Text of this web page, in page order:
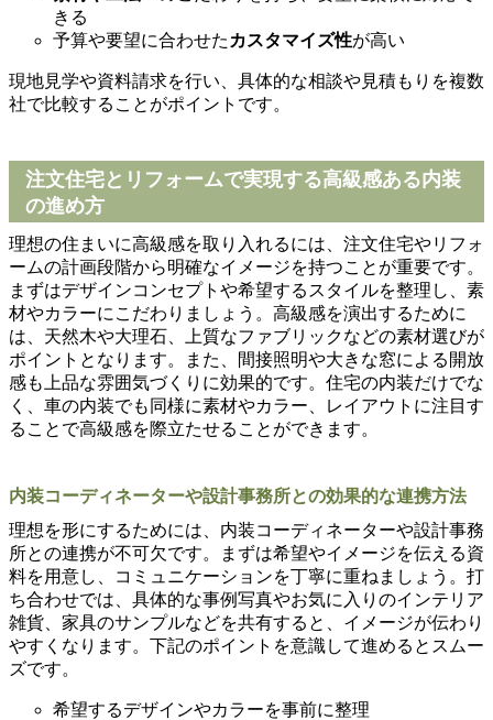
きる
予算や要望に合わせた カスタマイズ性が高い
現地見学や資料請求を行い、具体的な相談や見積もりを複数
社で比較することがポイントです。
注文住宅とリフォームで実現する高級感ある内装
の進め方
理想の住まいに高級感を取り入れるには、注文住宅やリフォ
ームの計画段階から明確なイメージを持つことが重要です。
まずはデザインコンセプトや希望するスタイルを整理し、素
材やカラーにこだわりましょう。高級感を演出するために
は、天然木や大理石、上質なファブリックなどの素材選びが
ポイントとなります。また、間接照明や大きな窓による開放
感も上品な雰囲気づくりに効果的です。住宅の内装だけでな
く、車の内装でも同様に素材やカラー、レイアウトに注目す
ることで高級感を際立たせることができます。
内装コーディネーターや設計事務所との効果的な連携方法
理想を形にするためには、内装コーディネーターや設計事務
所との連携が不可欠です。まずは希望やイメージを伝える資
料を用意し、コミュニケーションを丁寧に重ねましょう。打
ち合わせでは、具体的な事例写真やお気に入りのインテリア
雑貨、家具のサンプルなどを共有すると、イメージが伝わり
やすくなります。下記のポイントを意識して進めるとスムー
ズです。
希望するデザインやカラーを事前に整理